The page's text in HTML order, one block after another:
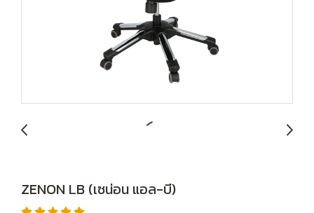
ZENON LB (เซน่อน แอล-บี)